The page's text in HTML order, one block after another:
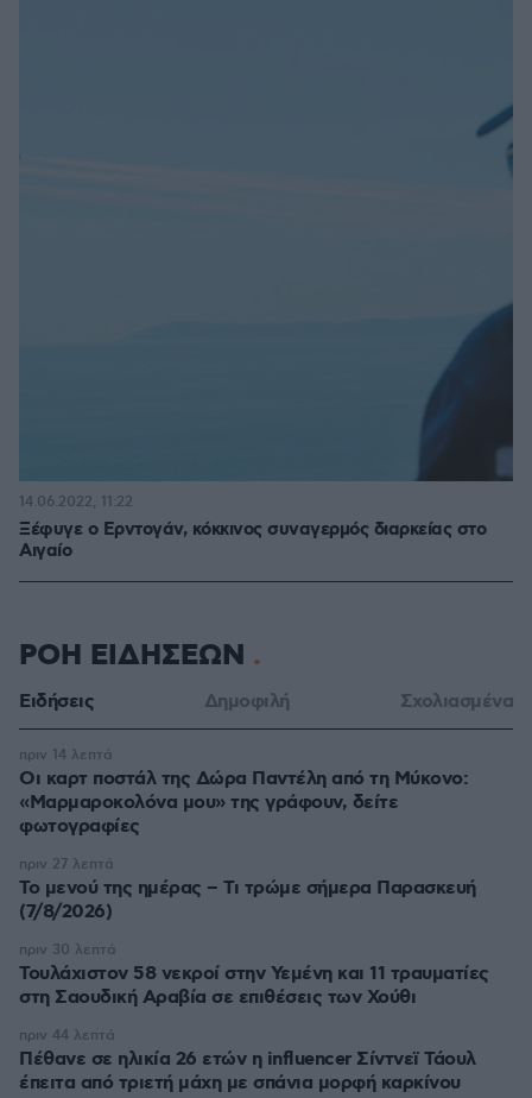
Ξέφυγε ο Ερντογάν, κόκκινος συναγερμός διαρκείας στο
Αιγαίο
14.06.2022, 11:22
ΡΟΗ ΕΙΔΗΣΕΩΝ
Ειδήσεις Δημοφιλή Σχολιασμένα
Οι καρτ ποστάλ της Δώρα Παντέλη από τη Μύκονο:
«Μαρμαροκολόνα μου» της γράφουν, δείτε
φωτογραφίες
πριν 14 λεπτά
Το μενού της ημέρας – Τι τρώμε σήμερα Παρασκευή
(7/8/2026)
πριν 27 λεπτά
Τουλάχιστον 58 νεκροί στην Υεμένη και 11 τραυματίες
στη Σαουδική Αραβία σε επιθέσεις των Χούθι
πριν 30 λεπτά
Πέθανε σε ηλικία 26 ετών η influencer Σίντνεϊ Τάουλ
έπειτα από τριετή μάχη με σπάνια μορφή καρκίνου
πριν 44 λεπτά